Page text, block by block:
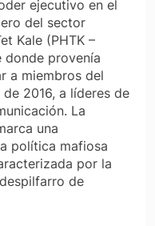
ejecutivo en el
del sector
Kale (PHTK –
donde provenía
a miembros del
2016, a líderes de
La
una
política mafiosa
por la
de